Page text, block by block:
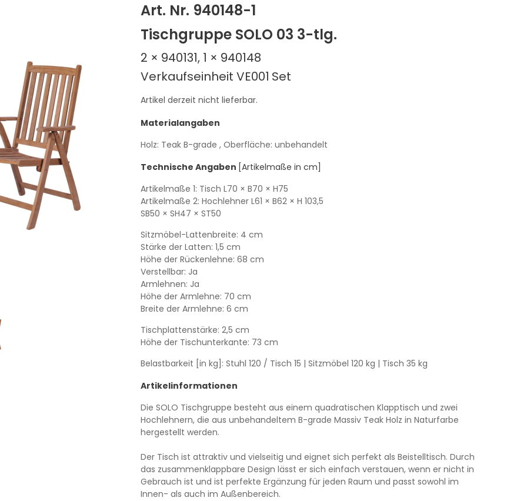
Art. Nr. 940148-1
Tischgruppe SOLO 03 3-tlg.
2 × 940131, 1 × 940148
Verkaufseinheit VE001 Set
Artikel derzeit nicht lieferbar.
Materialangaben
Holz: Teak B-grade , Oberfläche: unbehandelt
Technische Angaben [Artikelmaße in cm]
Artikelmaße 1: Tisch L70 × B70 × H75
Artikelmaße 2: Hochlehner L61 × B62 × H 103,5
SB50 × SH47 × ST50
Sitzmöbel-Lattenbreite: 4 cm
Stärke der Latten: 1,5 cm
Höhe der Rückenlehne: 68 cm
Verstellbar: Ja
Armlehnen: Ja
Höhe der Armlehne: 70 cm
Breite der Armlehne: 6 cm
Tischplattenstärke: 2,5 cm
Höhe der Tischunterkante: 73 cm
Belastbarkeit [in kg]: Stuhl 120 / Tisch 15 | Sitzmöbel 120 kg | Tisch 35 kg
Artikelinformationen
Die SOLO Tischgruppe besteht aus einem quadratischen Klapptisch und zwei
Hochlehnern, die aus unbehandeltem B-grade Massiv Teak Holz in Naturfarbe
hergestellt werden.
Der Tisch ist attraktiv und vielseitig und eignet sich perfekt als Beistelltisch. Durch
das zusammenklappbare Design lässt er sich einfach verstauen, wenn er nicht in
Gebrauch ist und ist perfekte Ergänzung für jeden Raum und passt sowohl im
Innen- als auch im Außenbereich.